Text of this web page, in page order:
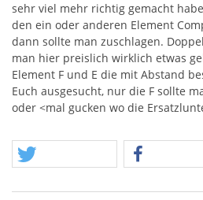
sehr viel mehr richtig gemacht
den ein oder anderen Element
dann sollte man zuschlagen.
man hier preislich wirklich etwas
Element F und E die mit Abstand
Euch ausgesucht, nur die F sollte
oder <mal gucken wo die